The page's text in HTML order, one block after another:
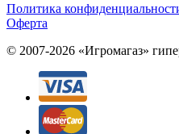
Политика
Оферта
© 2007-2026 «Игромагаз»